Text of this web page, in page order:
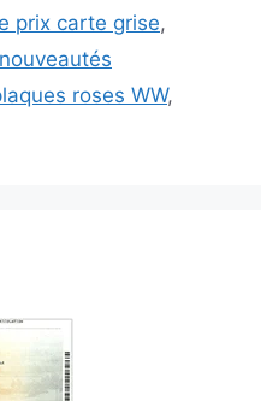
prix carte grise,
nouveautés
roses WW,